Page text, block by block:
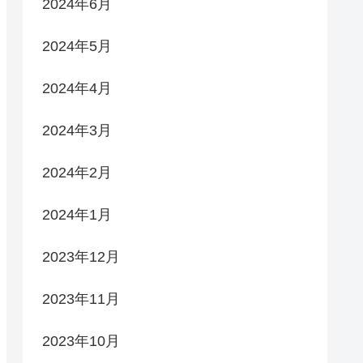
2024年6月
2024年5月
2024年4月
2024年3月
2024年2月
2024年1月
2023年12月
2023年11月
2023年10月